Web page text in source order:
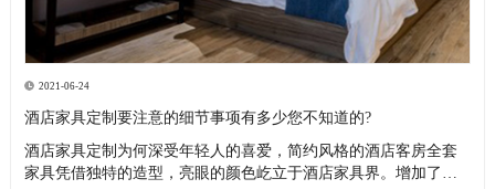
2021-06-24
酒店家具定制要注意的细节事项有多少您不知道的?
酒店家具定制为何深受年轻人的喜爱，简约风格的酒店客房全套
家具凭借独特的造型，亮眼的颜色屹立于酒店家具界。增加了很